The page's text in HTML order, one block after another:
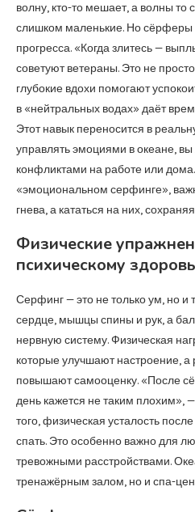
волну, кто-то мешает, а волны
слишком маленькие. Но сёрферы
прогресса. «Когда злитесь —
советуют ветераны. Это не
глубокие вдохи помогают
в «нейтральных водах» даёт
Этот навык переносится в
управлять эмоциями в океане, вы
конфликтами на работе или дома.
«эмоциональном серфинге»,
гнева, а кататься на них,
Физические
психическому
Серфинг — это не только ум, но и
сердце, мышцы спины и рук, а
нервную систему. Физическая
которые улучшают настроение, а
повышают самооценку. «После
день кажется не таким плохим»,
того, физическая усталость
спать. Это особенно важно для
тревожными расстройствами.
тренажёрным залом, но и спа-